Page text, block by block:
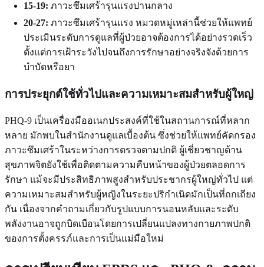
15-19: ภาวะซึมเศร้ารุนแรงปานกลาง
20-27: ภาวะซึมเศร้ารุนแรง หมวดหมู่เหล่านี้ช่วยให้แพทย์
ประเมินระดับการดูแลที่ผู้ป่วยอาจต้องการได้อย่างรวดเร็ว
ตั้งแต่การเฝ้าระวังไปจนถึงการรักษาอย่างจริงจังด้วยการ
บำบัดหรือยา
การประยุกต์ใช้ทั่วไปและความเหมาะสมสำหรับผู้ใหญ่
PHQ-9 เป็นเครื่องมืออเนกประสงค์ที่ใช้ในสถานการณ์ที่หลาก
หลาย มักพบในสำนักงานดูแลเบื้องต้น ซึ่งช่วยให้แพทย์คัดกรอง
ภาวะซึมเศร้าในระหว่างการตรวจตามปกติ ผู้เชี่ยวชาญด้าน
สุขภาพจิตยังใช้เพื่อติดตามความคืบหน้าของผู้ป่วยตลอดการ
รักษา แม้จะมีประสิทธิภาพสูงสำหรับประชากรผู้ใหญ่ทั่วไป แต่
ความเหมาะสมสำหรับผู้หญิงในระยะปริกำเนิดมักเป็นที่ถกเถียง
กัน เนื่องจากคำถามเกี่ยวกับรูปแบบการนอนหลับและระดับ
พลังงานอาจถูกบิดเบือนโดยการเปลี่ยนแปลงทางกายภาพปกติ
ของการตั้งครรภ์และการเป็นแม่มือใหม่